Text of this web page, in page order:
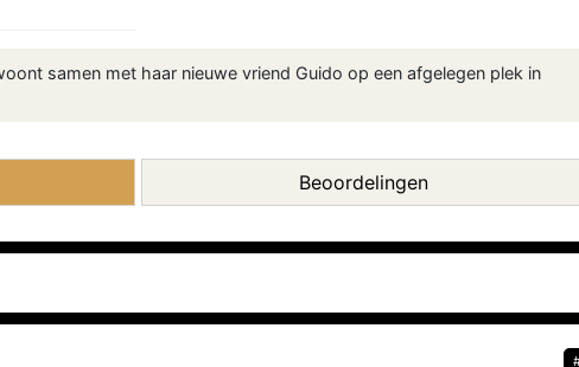
samen met haar nieuwe vriend Guido op een afgelegen plek in
Beoordelingen